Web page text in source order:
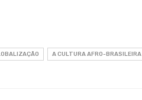
A CULTURA AFRO-BRASILEIRA